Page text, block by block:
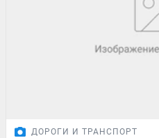
ДОРОГИ И ТРАНСПОРТ